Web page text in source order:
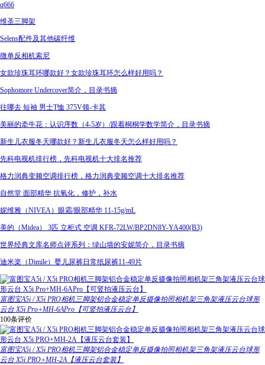
q666
维圣三脚架
Selens配件及其他碳纤维
微单反相机索尼
女款珍珠耳环哪款好？女款珍珠耳环怎么样好用吗？
Sophomore Undercover简介，目录书摘
往哪去 短袖 男士T恤 375V领-卡其
美丽的牵牛花：认识序数（4-5岁）/跟着桐桐学数学简介，目录书摘
新生儿衣服冬天哪款好？新生儿衣服冬天怎么样好用吗？
先科电视机排行榜，先科电视机十大排名推荐
格力润典变频空调排行榜，格力润典变频空调十大排名推荐
自然堂 面部精华 抗氧化，修护，补水
妮维雅（NIVEA）眼霜/眼部精华 11-15g/mL
美的（Midea） 3匹 立柜式 空调 KFR-72LW/BP2DN8Y-YA400(B3)
世界经典文库名师点评系列：绿山墙的安妮简介，目录书摘
迪米楽（Dimile）婴儿尿裤日常纸尿裤11-49片
富图宝A5i / X5i PRO相机三脚架铝合金稳定单反摄像拍照相机架三角架液压云台球形
云台 X5i Pro+MH-6APro【可竖拍液压云台】
100条评价
富图宝A5i / X5i PRO相机三脚架铝合金稳定单反摄像拍照相机架三角架液压云台球形
云台 X5i PRO+MH-2A【液压云台套装】